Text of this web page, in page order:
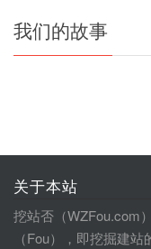
我们的故事
关于本站
挖站否（WZFou.com
（Fou），即挖掘建